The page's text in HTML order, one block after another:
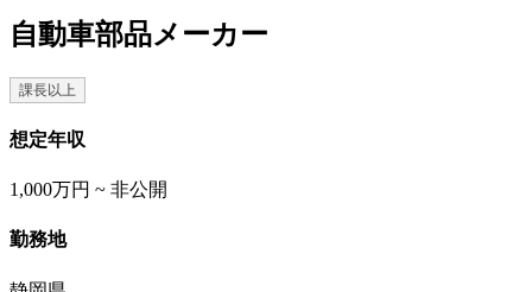
自動車部品メーカー
課長以上
想定年収
1,000万円 ~ 非公開
勤務地